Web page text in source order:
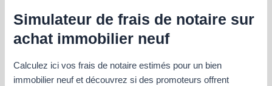
Simulateur de frais de notaire sur
achat immobilier neuf
Calculez ici vos frais de notaire estimés pour un bien
immobilier neuf et découvrez si des promoteurs offrent